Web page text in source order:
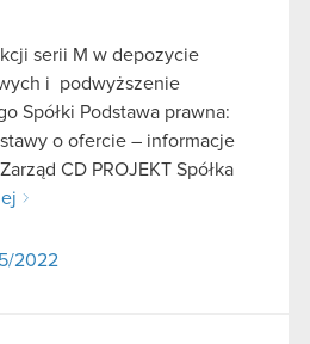
serii M w depozycie
i podwyższenie
Spółki Podstawa prawna:
o ofercie – informacje
CD PROJEKT Spółka
2022